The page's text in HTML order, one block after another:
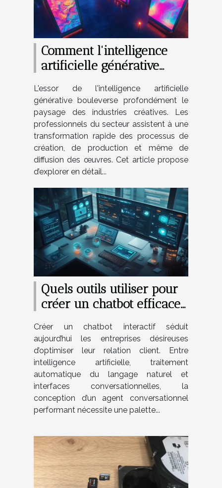
Comment l'intelligence
artificielle générative
industries créatives ?
L'essor de l'intelligence artificielle
générative bouleverse profondément le
paysage des industries créatives. Les
professionnels du secteur assistent à une
transformation rapide des processus de
création, de production et même de
diffusion des œuvres. Cet article propose
d’explorer en détail...
Quels outils utiliser pour
créer un chatbot efficace
Créer un chatbot interactif séduit
aujourd’hui les entreprises désireuses
d’optimiser leur relation client. Entre
intelligence artificielle, traitement
automatique du langage naturel et
interfaces conversationnelles, la
conception d’un agent conversationnel
performant nécessite une palette...